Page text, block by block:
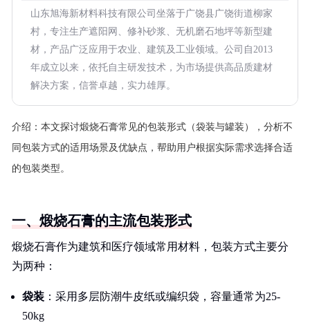
山东旭海新材料科技有限公司坐落于广饶县广饶街道柳家
村，专注生产遮阳网、修补砂浆、无机磨石地坪等新型建
材，产品广泛应用于农业、建筑及工业领域。公司自2013
年成立以来，依托自主研发技术，为市场提供高品质建材
解决方案，信誉卓越，实力雄厚。
介绍： 本文探讨煅烧石膏常见的包装形式（袋装与罐装），分析不
同包装方式的适用场景及优缺点，帮助用户根据实际需求选择合适
的包装类型。
一、煅烧石膏的主流包装形式
煅烧石膏作为建筑和医疗领域常用材料，包装方式主要分
为两种：
袋装 ：采用多层防潮牛皮纸或编织袋，容量通常为25-
50kg